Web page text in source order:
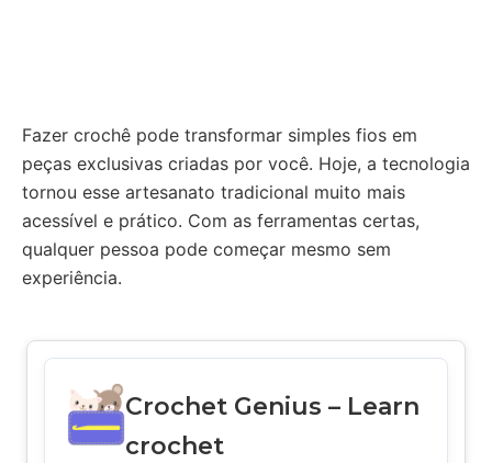
Fazer crochê pode transformar simples fios em
peças exclusivas criadas por você. Hoje, a tecnologia
tornou esse artesanato tradicional muito mais
acessível e prático. Com as ferramentas certas,
qualquer pessoa pode começar mesmo sem
experiência.
Crochet Genius – Learn
crochet